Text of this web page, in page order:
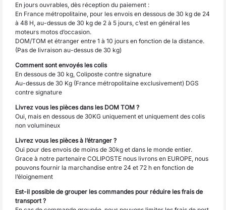
En jours ouvrables, dès réception du paiement :
En France métropolitaine, pour les envois en dessous de 30 kg de 24
à 48 H, au-dessus de 30 kg de 2 à 5 jours, c’est en général les
moteurs motos d’occasion.
DOM/TOM et étranger entre 1 à 10 jours en fonction de la distance.
(Pas de livraison au-dessus de 30 kg)
Comment sont envoyés les colis
En dessous de 30 kg, Coliposte contre signature
Au-dessus de 30 Kg (France métropolitaine exclusivement) DGS
contre signature
Livrez vous les pièces dans les DOM TOM ?
Oui, mais en dessous de 30KG uniquement et uniquement des colis
non volumineux
Livrez vous les pièces à l’étranger ?
Oui pour des envois de moins de 30kg et dans le monde entier.
Grace à notre partenaire COLIPOSTE nous livrons en EUROPE, nous
pouvons fournir la marchandise entre 24 et 72 h en fonction de
l’éloignement
Est-il possible de grouper les commandes pour réduire les frais de
transport ?